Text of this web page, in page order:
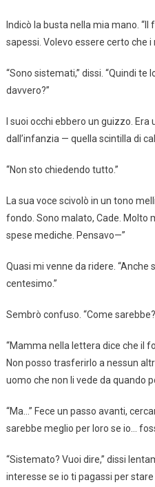
Indicò la busta nella mia mano.
sapessi. Volevo essere certo che
“Sono sistemati,” dissi. “Quindi te
davvero?”
I suoi occhi ebbero un guizzo.
dall’infanzia — quella scintilla di
“Non sto chiedendo tutto.”
La sua voce scivolò in un tono
fondo. Sono malato, Cade. Molto
spese mediche. Pensavo—”
Quasi mi venne da ridere. “Anche
centesimo.”
Sembrò confuso. “Come
“Mamma nella lettera dice che il
Non posso trasferirlo a nessun
uomo che non li vede da quando
“Ma…” Fece un passo avanti,
sarebbe meglio per loro se io…
“Sistemato? Vuoi dire,” dissi
interesse se io ti pagassi per stare